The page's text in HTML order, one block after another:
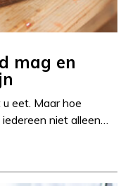
mag en
eet. Maar hoe
niet alleen…